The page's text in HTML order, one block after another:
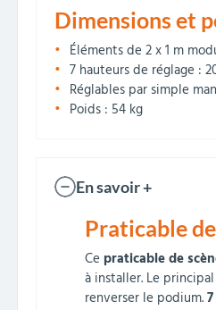
Dimensions et
Éléments de 2 x 1 m
7 hauteurs de réglage :
Réglables par simple
Poids : 54 kg
En savoir +
Praticable
Ce praticable de
à installer. Le
renverser le podium.